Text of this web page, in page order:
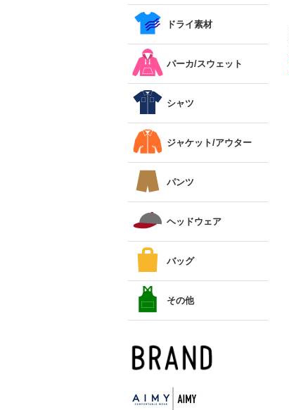
ドライ素材
パーカ/スウェット
シャツ
ジャケット/アウター
パンツ
ヘッドウェア
バッグ
その他